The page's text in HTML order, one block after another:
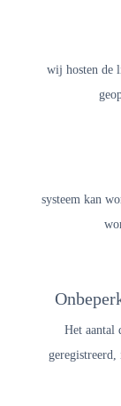
wij hosten de l
systeem kan
Het aantal